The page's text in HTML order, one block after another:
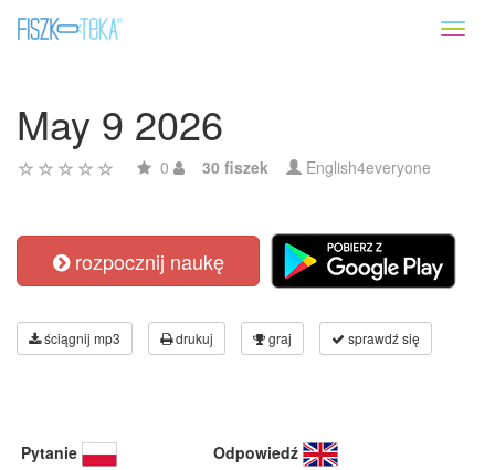
May 9 2026
0 30 fiszek English4everyone
rozpocznij naukę
ściągnij mp3 drukuj graj sprawdź się
Pytanie Odpowiedź